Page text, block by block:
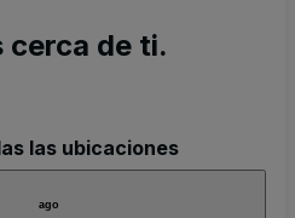
cerca de ti.
las ubicaciones
ago